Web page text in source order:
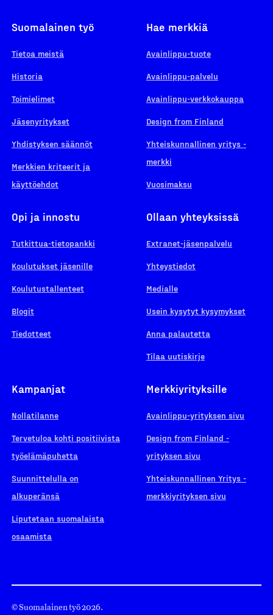
Suomalainen työ
Tietoa meistä
Historia
Toimielimet
Jäsenyritykset
Yhdistyksen säännöt
Merkkien kriteerit ja
käyttöehdot
Hae merkkiä
Avainlippu-tuote
Avainlippu-palvelu
Avainlippu-verkkokauppa
Design from Finland
Yhteiskunnallinen yritys -
merkki
Vuosimaksu
Opi ja innostu
Tutkittua-tietopankki
Koulutukset jäsenille
Koulutustallenteet
Blogit
Tiedotteet
Ollaan yhteyksissä
Extranet-jäsenpalvelu
Yhteystiedot
Medialle
Usein kysytyt kysymykset
Anna palautetta
Tilaa uutiskirje
Kampanjat
Nollatilanne
Tervetuloa kohti positiivista
työelämäpuhetta
Suunnittelulla on
alkuperänsä
Liputetaan suomalaista
osaamista
Merkkiyrityksille
Avainlippu-yrityksen sivu
Design from Finland -
yrityksen sivu
Yhteiskunnallinen Yritys -
merkkiyrityksen sivu
© Suomalainen työ 2026.